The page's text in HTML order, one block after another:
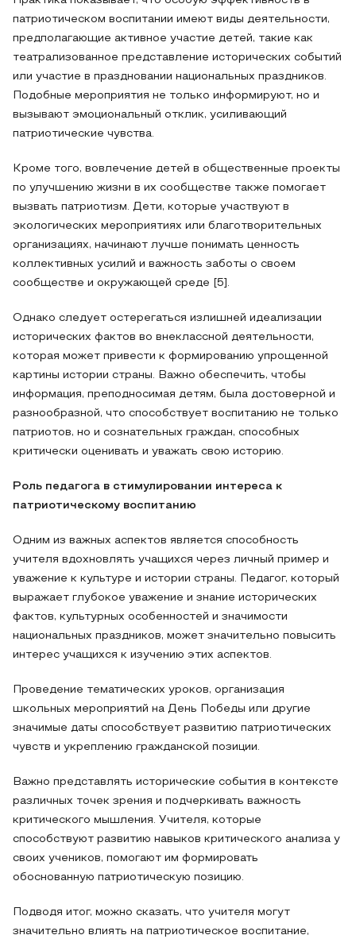
патриотическом воспитании имеют виды деятельности,
предполагающие активное участие детей, такие как
театрализованное представление исторических событий
или участие в праздновании национальных праздников.
Подобные мероприятия не только информируют, но и
вызывают эмоциональный отклик, усиливающий
патриотические чувства.
Кроме того, вовлечение детей в общественные проекты
по улучшению жизни в их сообществе также помогает
вызвать патриотизм. Дети, которые участвуют в
экологических мероприятиях или благотворительных
организациях, начинают лучше понимать ценность
коллективных усилий и важность заботы о своем
сообществе и окружающей среде [5].
Однако следует остерегаться излишней идеализации
исторических фактов во внеклассной деятельности,
которая может привести к формированию упрощенной
картины истории страны. Важно обеспечить, чтобы
информация, преподносимая детям, была достоверной и
разнообразной, что способствует воспитанию не только
патриотов, но и сознательных граждан, способных
критически оценивать и уважать свою историю.
Роль педагога в стимулировании интереса к
патриотическому воспитанию
Одним из важных аспектов является способность
учителя вдохновлять учащихся через личный пример и
уважение к культуре и истории страны. Педагог, который
выражает глубокое уважение и знание исторических
фактов, культурных особенностей и значимости
национальных праздников, может значительно повысить
интерес учащихся к изучению этих аспектов.
Проведение тематических уроков, организация
школьных мероприятий на День Победы или другие
значимые даты способствует развитию патриотических
чувств и укреплению гражданской позиции.
Важно представлять исторические события в контексте
различных точек зрения и подчеркивать важность
критического мышления. Учителя, которые
способствуют развитию навыков критического анализа у
своих учеников, помогают им формировать
обоснованную патриотическую позицию.
Подводя итог, можно сказать, что учителя могут
значительно влиять на патриотическое воспитание,